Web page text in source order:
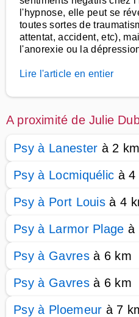
l'hypnose, elle peut se
toutes sortes de
attentat, accident, etc),
l'anorexie ou la
Lire l'article en entier
A proximité de Julie
Psy à Lanester à 2 km
Psy à Locmiquélic à 4
Psy à Port Louis à 4
Psy à Larmor Plage à
Psy à Gavresà 6 km
Psy à Gavresà 6 km
Psy à Ploemeur à 7